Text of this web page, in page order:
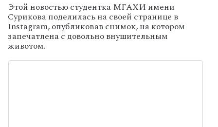
Этой новостью студентка МГАХИ имени
Сурикова поделилась на своей странице в
Instagram, опубликовав снимок, на котором
запечатлена с довольно внушительным
животом.